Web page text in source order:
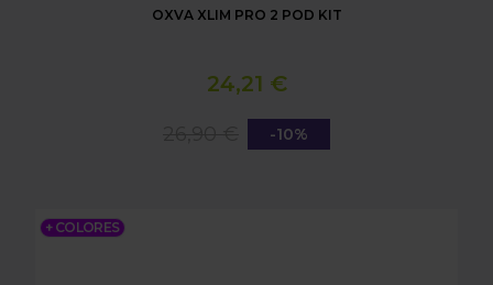
OXVA XLIM PRO 2 POD KIT
24,21 €
-10%
+ COLORES
OXVA XLIM SQ PRO 2 POD KIT